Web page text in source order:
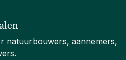
natuurbouwers, aannemers,